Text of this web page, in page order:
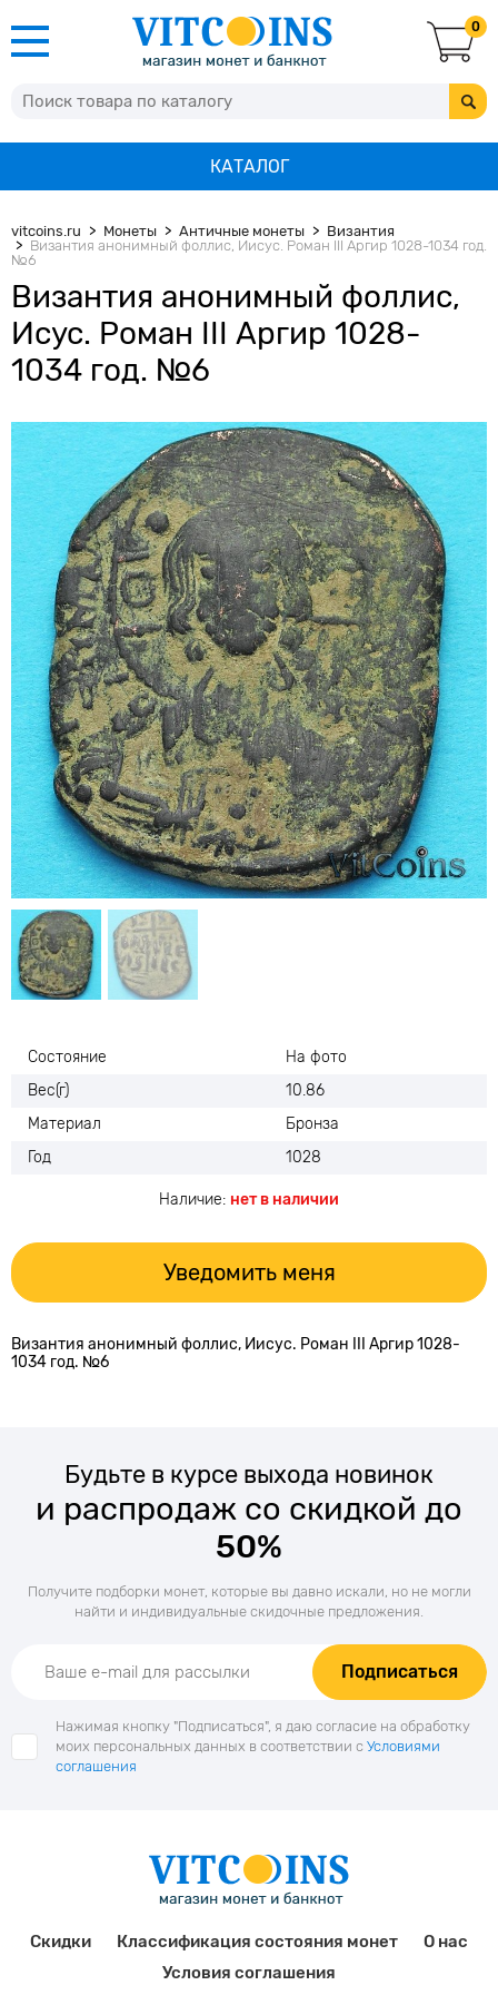
0
КАТАЛОГ
vitcoins.ru Монеты Античные монеты
Византия
Византия анонимный фоллис, Иисус. Роман III Аргир 1028-1034 год.
№6
Византия анонимный фоллис,
Исус. Роман III Аргир 1028-
1034 год. №6
Состояние
На фото
Вес(г)
10.86
Материал
Бронза
Год
1028
Наличие: нет в наличии
Уведомить меня
Византия анонимный фоллис, Иисус. Роман III Аргир 1028-
1034 год. №6
Будьте в курсе выхода новинок
и распродаж со скидкой до
50%
Получите подборки монет, которые вы давно искали, но не могли
найти и индивидуальные скидочные предложения.
Подписаться
Нажимая кнопку "Подписаться", я даю согласие на обработку
моих персональных данных в соответствии с Условиями
соглашения
Скидки Классификация состояния монет
О нас
Условия соглашения